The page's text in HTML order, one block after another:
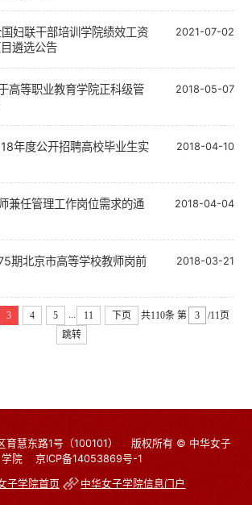
妇联干部培训学院绩效工资
遴选公告
2021-07-02
高等职业教育学院正科级管
2018-05-07
年度公开招聘高校毕业生实
2018-04-10
兼任管理工作岗位需求的通
2018-04-04
期北京市高等学校教师岗前
2018-03-21
3 4 5 ... 11 下页 共110条 第
/11页
跳转
慧东路1号（100101）
版权所有 © 中华女子
学院
京ICP备14053869号-1
子学院首页 中华女子学院信息门户